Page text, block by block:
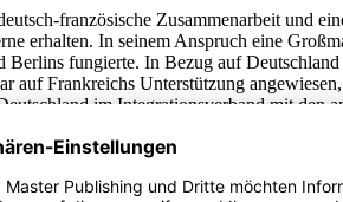
französische Zusammenarbeit
erhalten. In seinem Anspruch eine
fungierte. In Bezug auf
Frankreichs Unterstützung
im Integrationsverband mit den
erreicht sah und eine
Teilung und den Ost-West-Konflikt